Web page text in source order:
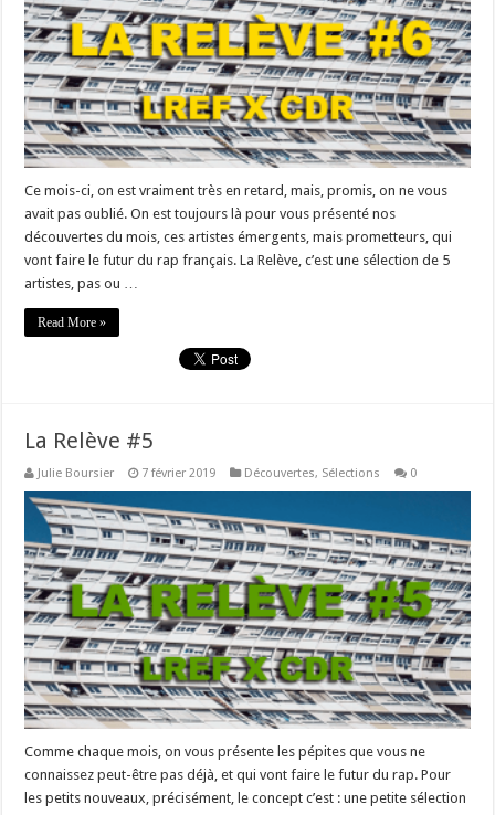
Ce mois-ci, on est vraiment très en retard, mais, promis, on ne vous
avait pas oublié. On est toujours là pour vous présenté nos
découvertes du mois, ces artistes émergents, mais prometteurs, qui
vont faire le futur du rap français. La Relève, c’est une sélection de 5
artistes, pas ou …
Read More »
La Relève #5
Julie Boursier 7 février 2019 Découvertes, Sélections 0
Comme chaque mois, on vous présente les pépites que vous ne
connaissez peut-être pas déjà, et qui vont faire le futur du rap. Pour
les petits nouveaux, précisément, le concept c’est : une petite sélection